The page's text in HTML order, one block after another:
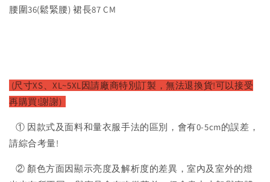
腰圍36(鬆緊腰) 裙長87 CM
(尺寸XS、XL~5XL因請廠商特別訂製，無法退換貨!可以接受
再購買!謝謝)
① 因款式及面料和量衣服手法的區別，會有0-5cm的誤差，
請綜合考量!
② 顏色方面因顯示亮度及解析度的差異，室內及室外的燈